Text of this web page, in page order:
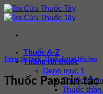
Bỏ
qua
dung
Thuốc A-Z
Thông tin thuốc
Danh mục 1
Thuốc
Thuốc
Thông tin thuốc Thuốc đường tiêu hóa
Thuốc Paparin